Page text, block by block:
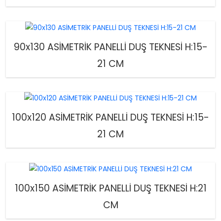
90x130 ASİMETRİK PANELLİ DUŞ TEKNESİ H:15-
21 CM
100x120 ASİMETRİK PANELLİ DUŞ TEKNESİ H:15-
21 CM
100x150 ASİMETRİK PANELLİ DUŞ TEKNESİ H:21
CM